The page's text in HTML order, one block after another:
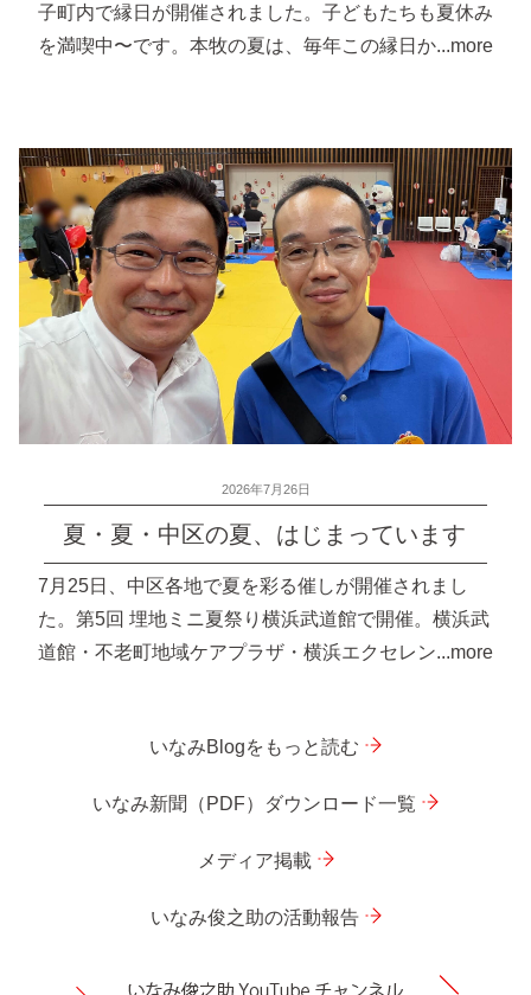
子町内で縁日が開催されました。子どもたちも夏休み
を満喫中〜です。本牧の夏は、毎年この縁日か...more
投
稿
日:
2026年7月26日
夏・夏・中区の夏、はじまっています
7月25日、中区各地で夏を彩る催しが開催されまし
た。第5回 埋地ミニ夏祭り横浜武道館で開催。横浜武
道館・不老町地域ケアプラザ・横浜エクセレン...more
いなみBlogをもっと読む
いなみ新聞（PDF）ダウンロード一覧
メディア掲載
いなみ俊之助の活動報告